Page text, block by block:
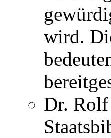
wird.
Dr. Rolf